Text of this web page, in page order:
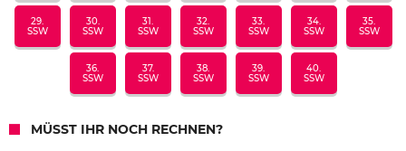
29.
SSW
30.
SSW
31.
SSW
32.
SSW
33.
SSW
34.
SSW
35.
SSW
36.
SSW
37.
SSW
38.
SSW
39.
SSW
40.
SSW
MÜSST IHR NOCH RECHNEN?